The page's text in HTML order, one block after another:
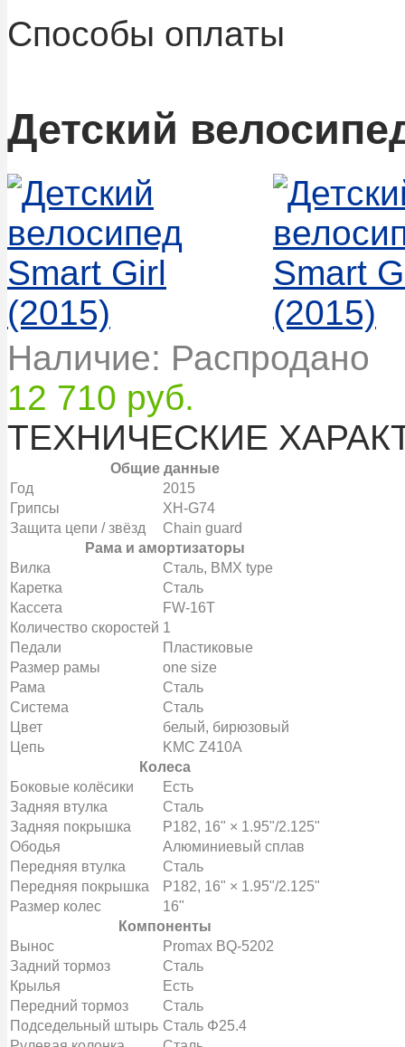
Способы оплаты
Детский
Наличие: Распродано
12 710 руб.
ТЕХНИЧЕСКИЕ
Общие данные
Год
2015
Грипсы
XH-G74
Защита цепи / звёзд
Chain guard
Рама и амортизаторы
Вилка
Сталь, BMX type
Каретка
Сталь
Кассета
FW-16T
Количество скоростей 1
Педали
Пластиковые
Размер рамы
one size
Рама
Сталь
Система
Сталь
Цвет
белый, бирюзовый
Цепь
KMC Z410A
Колеса
Боковые колёсики
Есть
Задняя втулка
Сталь
Задняя покрышка
P182, 16" × 1.95"/2.125"
Ободья
Алюминиевый сплав
Передняя втулка
Сталь
Передняя покрышка
P182, 16" × 1.95"/2.125"
Размер колес
16"
Компоненты
Вынос
Promax BQ-5202
Задний тормоз
Сталь
Крылья
Есть
Передний тормоз
Сталь
Подседельный штырь Сталь Φ25.4